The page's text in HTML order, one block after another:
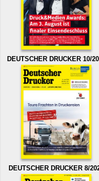
DEUTSCHER DRUCKER 10/
DEUTSCHER DRUCKER 8/